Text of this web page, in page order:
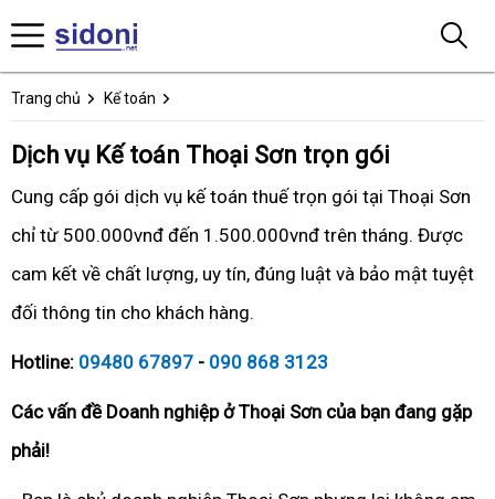
Trang chủ Kế toán
Dịch vụ Kế toán Thoại Sơn trọn gói
Cung cấp gói dịch vụ kế toán thuế trọn gói tại Thoại Sơn
chỉ từ 500.000vnđ đến 1.500.000vnđ trên tháng. Được
cam kết về chất lượng, uy tín, đúng luật và bảo mật tuyệt
đối thông tin cho khách hàng.
Hotline: 09480 67897 - 090 868 3123
Các vấn đề Doanh nghiệp ở Thoại Sơn của bạn đang gặp
phải!